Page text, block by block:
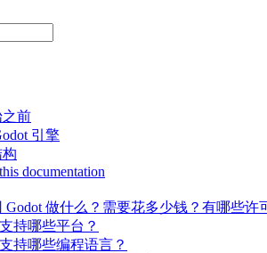
前
引擎
documentation
Godot 做什么？需要花多少钱？有哪些许
持哪些平台？
持哪些编程语言？